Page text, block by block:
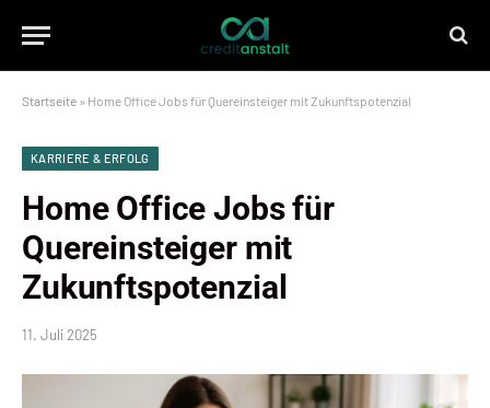
Startseite » Home Office Jobs für Quereinsteiger mit Zukunftspotenzial
KARRIERE & ERFOLG
Home Office Jobs für
Quereinsteiger mit
Zukunftspotenzial
11. Juli 2025